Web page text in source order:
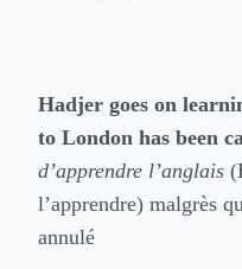
Hadjer goes on
to London has been
d’apprendre l’anglais
l’apprendre) malgrès
annulé